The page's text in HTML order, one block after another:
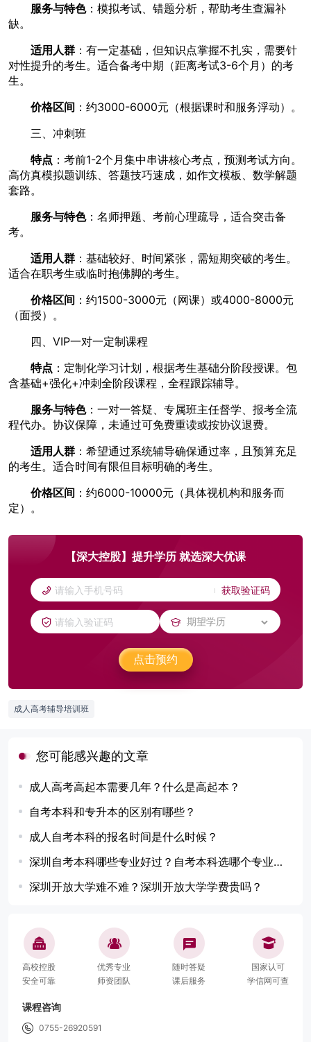
服务与特色：模拟考试、错题分析，帮助考生查漏补
缺。
适用人群 ：有一定基础，但知识点掌握不扎实，需要针
对性提升的考生。适合备考中期（距离考试3-6个月）的考
生。
价格区间 ：约3000-6000元（根据课时和服务浮动）。
三、冲刺班
特点 ：考前1-2个月集中串讲核心考点，预测考试方向。
高仿真模拟题训练、答题技巧速成，如作文模板、数学解题
套路。
服务与特色：名师押题、考前心理疏导，适合突击备
考。
适用人群 ：基础较好、时间紧张，需短期突破的考生。
适合在职考生或临时抱佛脚的考生。
价格区间 ：约1500-3000元（网课）或4000-8000元
（面授）。
四、VIP一对一定制课程
特点 ：定制化学习计划，根据考生基础分阶段授课。包
含基础+强化+冲刺全阶段课程，全程跟踪辅导。
服务与特色：一对一答疑、专属班主任督学、报考全流
程代办。协议保障，未通过可免费重读或按协议退费。
适用人群 ：希望通过系统辅导确保通过率，且预算充足
的考生。适合时间有限但目标明确的考生。
价格区间 ：约6000-10000元（具体视机构和服务而
定）。
【深大控股】提升学历 就选深大优课
获取验证码
点击预约
成人高考辅导培训班
您可能感兴趣的文章
成人高考高起本需要几年？什么是高起本？
自考本科和专升本的区别有哪些？
成人自考本科的报名时间是什么时候？
深圳自考本科哪些专业好过？自考本科选哪个专业更好？
深圳开放大学难不难？深圳开放大学学费贵吗？
高校控股
安全可靠
优秀专业
师资团队
随时答疑
课后服务
国家认可
学信网可查
课程咨询
0755-26920591